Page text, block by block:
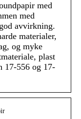
med
med
avvirkning.
materialer,
og myke
plast
17-556 og 17-